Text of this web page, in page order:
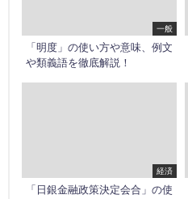
一般
「明度」の使い方や意味、例文
や類義語を徹底解説！
経済
「日銀金融政策決定会合」の使